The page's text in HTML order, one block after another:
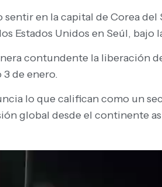
en la capital de Corea
Estados Unidos en Seúl, bajo
contundente la liberación
de enero.
lo que califican como un
global desde el continente